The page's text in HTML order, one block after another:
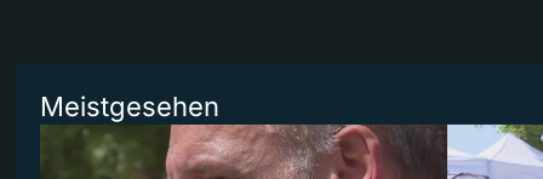
Meistgesehen